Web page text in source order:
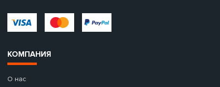
КОМПАНИЯ
О нас